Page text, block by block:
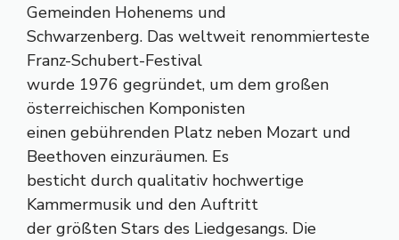
Gemeinden Hohenems und
Schwarzenberg. Das weltweit renommierteste
Franz-Schubert-Festival
wurde 1976 gegründet, um dem großen
österreichischen Komponisten
einen gebührenden Platz neben Mozart und
Beethoven einzuräumen. Es
besticht durch qualitativ hochwertige
Kammermusik und den Auftritt
der größten Stars des Liedgesangs. Die